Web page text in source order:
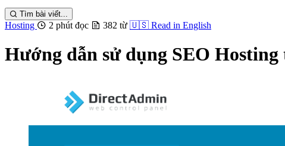
Tìm bài viết...
Hosting 2 phút đọc 382 từ 🇺🇸 Read in English
Hướng dẫn sử dụng SEO